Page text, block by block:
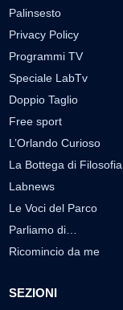
Palinsesto
Privacy Policy
Programmi TV
Speciale LabTv
Doppio Taglio
Free sport
L’Orlando Curioso
La Bottega di Filosofia
Labnews
Le Voci del Parco
Parliamo di…
Ricomincio da me
SEZIONI